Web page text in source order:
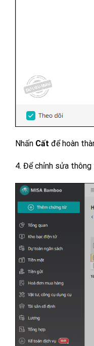
Nhấn Cất để hoàn
4. Để chỉnh sửa